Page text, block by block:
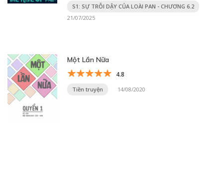
S1: SỰ TRỖI DẬY CỦA LOÀI PAN - CHƯƠNG 6.2
21/07/2025
Một Lần Nữa
4.8
Tiền truyện 14/08/2020